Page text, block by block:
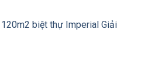
biệt thự Imperial Giải